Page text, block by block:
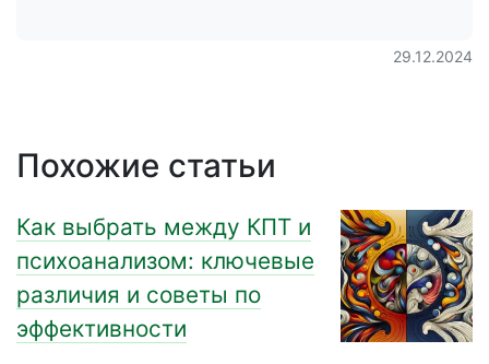
29.12.2024
Похожие статьи
Как выбрать между КПТ и
психоанализом: ключевые
различия и советы по
эффективности